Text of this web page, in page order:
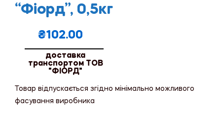
“Фіорд”, 0,5кг
₴102.00
доставка
транспортом ТОВ
"ФІОРД"
Товар відпускається згідно мінімально можливого
фасування виробника